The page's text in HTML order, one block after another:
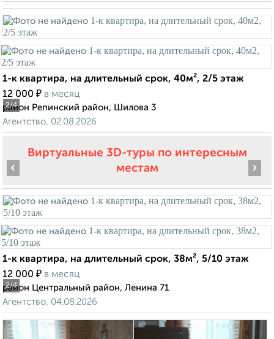
2/4
1-к квартира, на длительный срок, 40м², 2/5 этаж
12 000 ₽ в месяц
район Репинский район, Шилова 3
Агентство, 02.08.2026
Виртуальные 3D-туры по интересным
местам
2/4
‹ ›
1-к квартира, на длительный срок, 38м², 5/10 этаж
12 000 ₽ в месяц
район Центральный район, Ленина 71
Агентство, 04.08.2026